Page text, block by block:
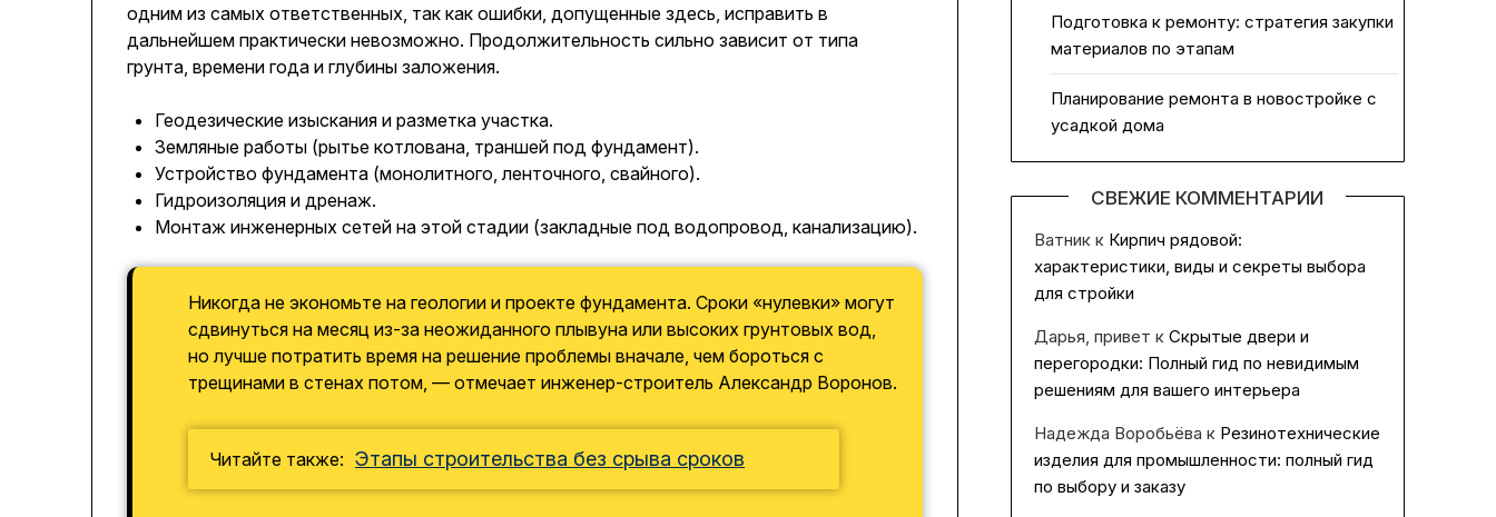
одним из самых ответственных, так как ошибки, допущенные здесь, исправить в
дальнейшем практически невозможно. Продолжительность сильно зависит от типа
грунта, времени года и глубины заложения.
Геодезические изыскания и разметка участка.
Земляные работы (рытье котлована, траншей под фундамент).
Устройство фундамента (монолитного, ленточного, свайного).
Гидроизоляция и дренаж.
Монтаж инженерных сетей на этой стадии (закладные под водопровод, канализацию).
Никогда не экономьте на геологии и проекте фундамента. Сроки «нулевки» могут
сдвинуться на месяц из-за неожиданного плывуна или высоких грунтовых вод,
но лучше потратить время на решение проблемы вначале, чем бороться с
трещинами в стенах потом, — отмечает инженер-строитель Александр Воронов.
Читайте также: Этапы строительства без срыва сроков
Подготовка к ремонту: стратегия закупки
материалов по этапам
Планирование ремонта в новостройке с
усадкой дома
СВЕЖИЕ КОММЕНТАРИИ
Ватникк Кирпич рядовой:
характеристики, виды и секреты выбора
для стройки
Дарья, привет к Скрытые двери и
перегородки: Полный гид по невидимым
решениям для вашего интерьера
Надежда Воробьёва к Резинотехнические
изделия для промышленности: полный гид
по выбору и заказу